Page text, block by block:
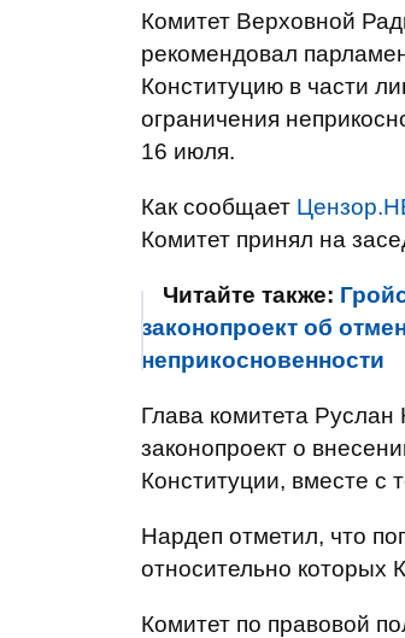
Комитет Верховной
рекомендовал
Конституцию в части
ограничения
16 июля.
Как сообщает
Комитет принял на
Читайте также:
законопроект об
неприкосновенности
Глава комитета
законопроект о
Конституции, вместе с
Нардеп отметил, что
относительно которых
Комитет по правовой